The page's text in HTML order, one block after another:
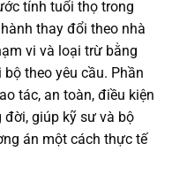
tính tuổi thọ trong
thay đổi theo nhà
vi và loại trừ bằng
theo yêu cầu. Phần
tác, an toàn, điều kiện
giúp kỹ sư và bộ
án một cách thực tế